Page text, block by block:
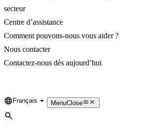
secteur
Centre d’assistance
Comment pouvons-nous vous aider ?
Nous contacter
Contactez-nous dès aujourd’hui
Language
Français MenuClose
Rechercher